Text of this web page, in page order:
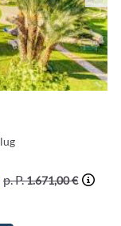
p. P.1.671,00 €